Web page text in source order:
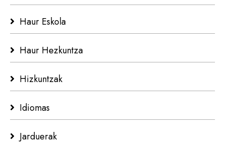
Haur Eskola
Haur Hezkuntza
Hizkuntzak
Idiomas
Jarduerak